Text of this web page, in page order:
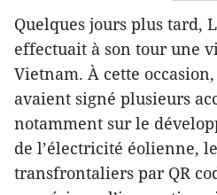
Quelques jours plus tard,
effectuait à son tour une
Vietnam. À cette
avaient signé plusieurs
notamment sur le
de l’électricité éolienne,
transfrontaliers par QR